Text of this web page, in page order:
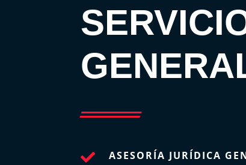
 ASESORÍA JURÍDICA